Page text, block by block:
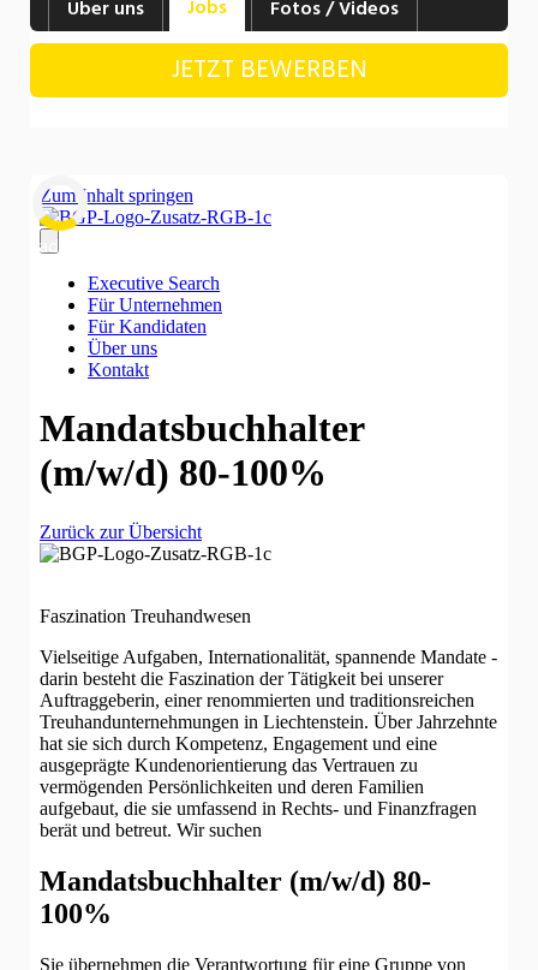
Industrie, Maschinenbau, Anlagenbau,
Produktion
Informatik, Telekommunikation
Körperpflege, Wellness
Mechanik, Elektronik, Optik, Textil (Fertigung)
Medizin, Gesundheitswesen, Pflege
Verkauf, Handel, Kundenberatung,
Aussendienst
Über uns Jobs Fotos / Videos
JETZT BEWERBEN
Laden...